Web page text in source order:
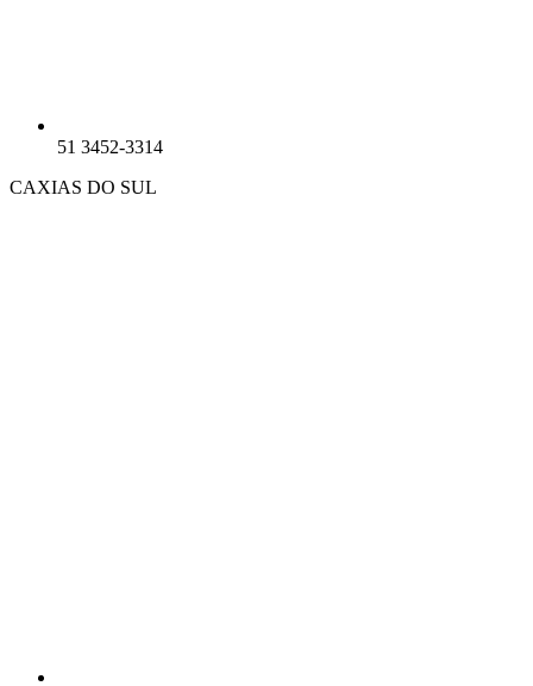
51 3452-3314
CAXIAS DO SUL